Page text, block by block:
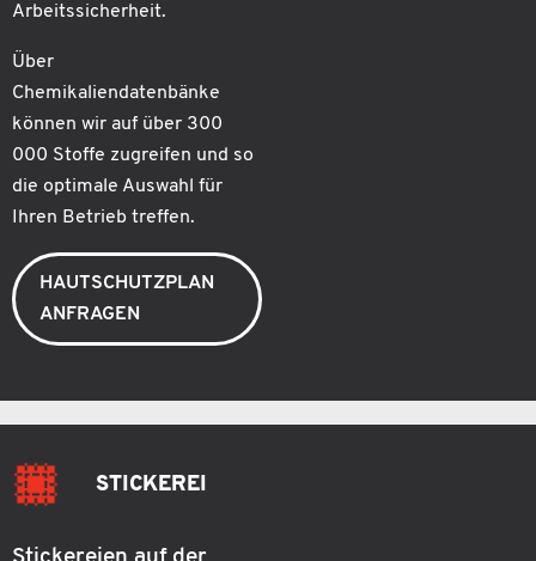
Arbeitssicherheit.
Über
Chemikaliendatenbänke
können wir auf über 300
000 Stoffe zugreifen und so
die optimale Auswahl für
Ihren Betrieb treffen.
HAUTSCHUTZPLAN
ANFRAGEN
STICKEREI